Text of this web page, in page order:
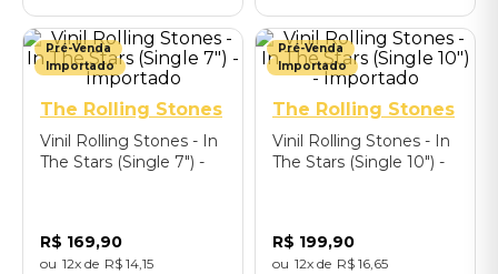
Pré-Venda
Importado
The Rolling Stones
Vinil Rolling Stones - In
The Stars (Single 7") -
R$ 169,90
12 R$ 14 15
Pré-Venda
Importado
The Rolling Stones
Vinil Rolling Stones - In
The Stars (Single 10") -
R$ 199,90
12 R$ 16 65